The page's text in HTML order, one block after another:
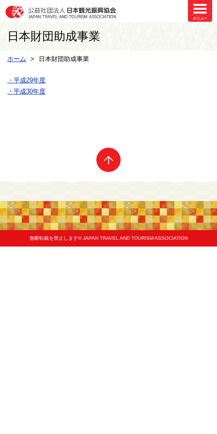
日本財団助成事業
ホーム 日本財団助成事業
・平成29年度
・平成30年度
無断転載を禁止します© JAPAN TRAVEL AND TOURISM ASSOCIATION